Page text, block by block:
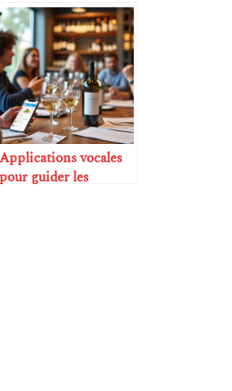
des recommandations
de vins
Applications vocales
pour guider les